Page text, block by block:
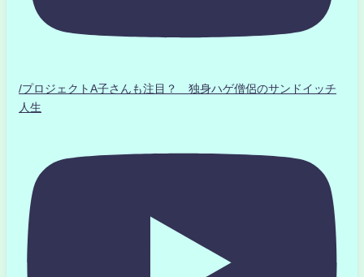
/プロジェクトA子さんも注目？ 独身ハゲ僧侶のサンドイッチ
人生